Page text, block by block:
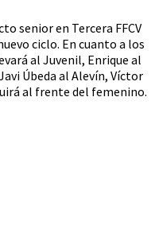
senior en Tercera FFCV
ciclo. En cuanto a los
al Juvenil, Enrique al
Úbeda al Alevín, Víctor
al frente del femenino.